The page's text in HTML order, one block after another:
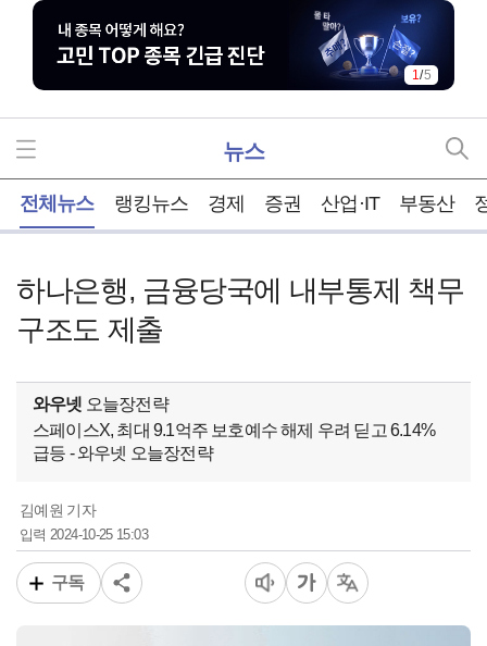
1/5
뉴스
전체뉴스 랭킹뉴스 경제 증권 산업·IT 부동산
하나은행, 금융당국에 내부통제 책무
구조도 제출
와우넷 오늘장전략
스페이스X, 최대 9.1억주 보호예수 해제 우려 딛고 6.14%
급등 - 와우넷 오늘장전략
김예원 기자
입력2024-10-25 15:03
구독